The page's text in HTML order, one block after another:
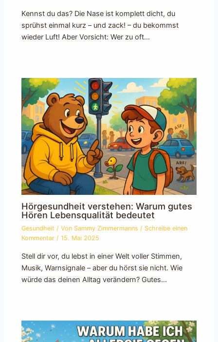
Kennst du das? Die Nase ist komplett dicht, du
sprühst einmal kurz – und zack! – du bekommst
wieder Luft! Aber Vorsicht: Wer zu oft…
Hörgesundheit verstehen: Warum gutes
Hören Lebensqualität bedeutet
Gesundheit / Von Sammy Zimmermanns/ Schreibe einen
Kommentar /15. Mai 2025
Stell dir vor, du lebst in einer Welt voller Stimmen,
Musik, Warnsignale – aber du hörst sie nicht. Wie
würde das deinen Alltag verändern? Gutes…